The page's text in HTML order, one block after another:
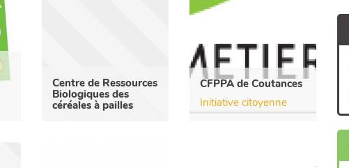
Centre de Ressources
Biologiques des
céréales à pailles
CFPPA de Coutances
Initiative citoyenne